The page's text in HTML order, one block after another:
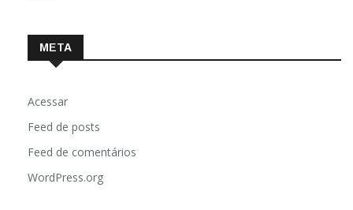
META
Acessar
Feed de posts
Feed de comentários
WordPress.org